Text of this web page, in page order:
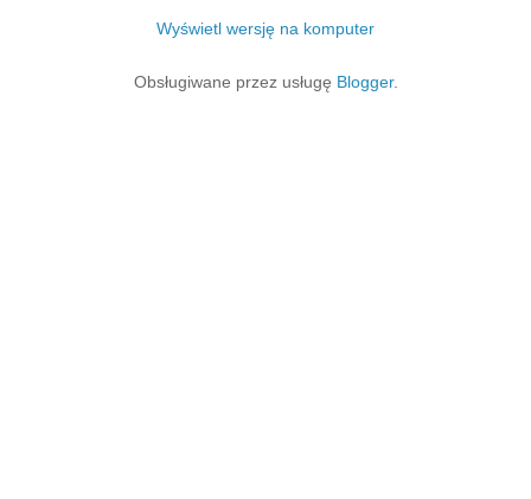
Wyświetl wersję na komputer
Obsługiwane przez usługę Blogger.